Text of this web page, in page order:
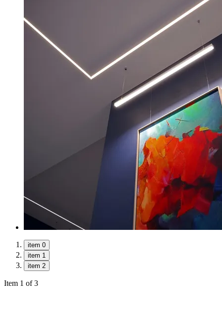
item 0
item 1
item 2
Item 1 of 3